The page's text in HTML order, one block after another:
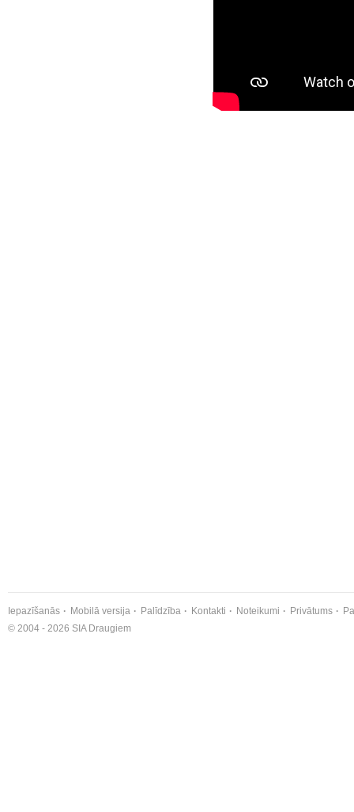
Iepazīšanās Mobilā versija Palīdzība Kontakti Noteikumi Privātums
© 2004 - 2026 SIA Draugiem